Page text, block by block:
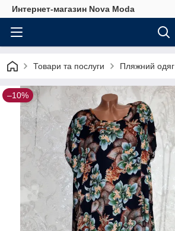
Интернет-магазин Nova Moda
Товари та послуги Пляжний одяг
–10%